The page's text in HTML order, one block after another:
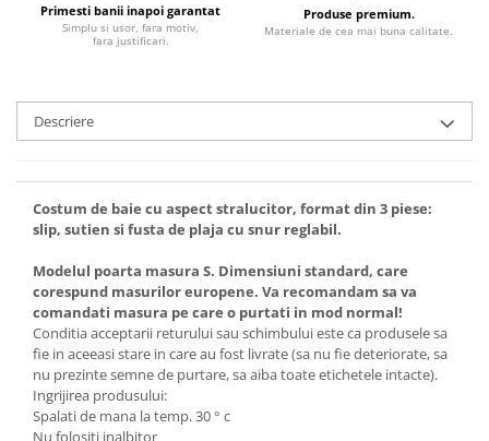
Primesti banii inapoi garantat
Simplu si usor, fara motiv,
fara justificari.
Produse premium.
Materiale de cea mai buna calitate.
Descriere
Costum de baie cu aspect stralucitor, format din 3 piese:
slip, sutien si fusta de plaja cu snur reglabil.
Modelul poarta masura S. Dimensiuni standard, care
corespund masurilor europene. Va recomandam sa va
comandati masura pe care o purtati in mod normal!
Conditia acceptarii returului sau schimbului este ca produsele sa
fie in aceeasi stare in care au fost livrate (sa nu fie deteriorate, sa
nu prezinte semne de purtare, sa aiba toate etichetele intacte).
Ingrijirea produsului:
Spalati de mana la temp. 30 ° c
Nu folositi inalbitor